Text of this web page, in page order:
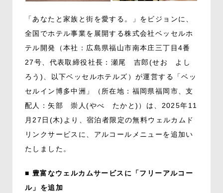
「あなたと家族と街を愛する。」をビジョンに、
全国でホテル事業を展開する株式会社ベッセルホ
テル開発（本社：広島県福山市南本庄三丁目4番
27号、代表取締役社長：瀬尾 吉郎(せお よし
ろう)、以下ベッセルホテルズ）が運営する「ベッ
セルイン博多中洲」（所在地：福岡県福岡市、支
配人：矢部 崇人(やべ たかと)）は、2025年11
月27日(木)より、宿泊者限定の無料ウェルカムド
リンクサービスに、アルコールメニューを追加い
たしました。
■ 豊富なウェルカムサービスに「フリーアルコー
ル」を追加